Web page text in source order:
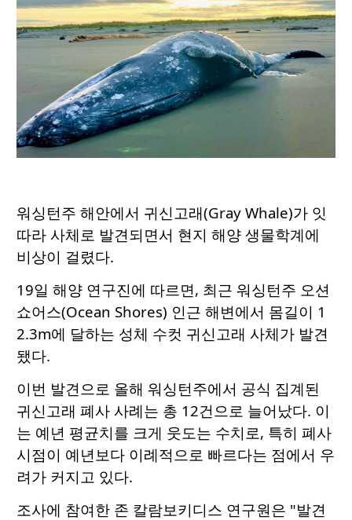
워싱턴주 해안에서 귀신고래(Gray Whale)가 잇
따라 사체로 발견되면서 현지 해양 생물학계에
비상이 걸렸다.
19일 해양 연구진에 따르면, 최근 워싱턴주 오션
쇼어스(Ocean Shores) 인근 해변에서 몸길이 1
2.3m에 달하는 성체 수컷 귀신고래 사체가 발견
됐다.
이번 발견으로 올해 워싱턴주에서 공식 집계된
귀신고래 폐사 사례는 총 12건으로 늘어났다. 이
는 예년 평균치를 크게 웃도는 수치로, 특히 폐사
시점이 예년보다 이례적으로 빠르다는 점에서 우
려가 커지고 있다.
조사에 참여한 존 칼람보키디스 연구원은 "발견